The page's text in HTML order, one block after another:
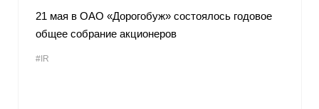
21 мая в ОАО «Дорогобуж» состоялось годовое
общее собрание акционеров
#IR